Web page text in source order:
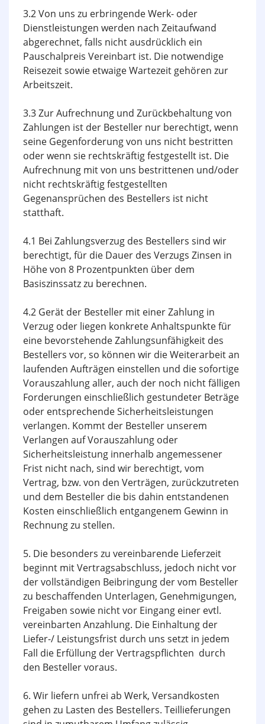
3.2 Von uns zu erbringende Werk- oder
Dienstleistungen werden nach Zeitaufwand
abgerechnet, falls nicht ausdrücklich ein
Pauschalpreis Verein­bart ist. Die notwendige
Reisezeit sowie etwaige Wartezeit gehören zur
Arbeitszeit.
3.3 Zur Aufrechnung und Zurückbehaltung von
Zahlungen ist der Besteller nur berechtigt, wenn
seine Gegenforderung von uns nicht bestritten
oder wenn sie rechtskräftig festgestellt ist. Die
Aufrechnung mit von uns bestrittenen und/oder
nicht rechtskräftig festgestellten
Gegenansprüchen des Bestellers ist nicht
statthaft.
4.1 Bei Zahlungsverzug des Bestellers sind wir
berechtigt, für die Dauer des Verzugs Zinsen in
Höhe von 8 Prozentpunkten über dem
Basiszinssatz zu berechnen.
4.2 Gerät der Besteller mit einer Zahlung in
Verzug oder liegen konkrete Anhaltspunkte für
eine bevorstehende Zahlungsunfähigkeit des
Bestellers vor, so können wir die Weiterarbeit an
laufenden Aufträgen einstellen und die sofortige
Vorauszahlung aller, auch der noch nicht fälligen
Forderungen einschließlich gestundeter Beträge
oder entsprechende Sicherheitsleistungen
verlangen. Kommt der Besteller unserem
Verlangen auf Voraus­zahlung oder
Sicherheitsleistung innerhalb angemessener
Frist nicht nach, sind wir berechtigt, vom
Vertrag, bzw. von den Verträgen, zurückzutreten
und dem Besteller die bis dahin entstandenen
Kosten einschließlich entgangenem Gewinn in
Rechnung zu stellen.
5. Die besonders zu vereinbarende Lieferzeit
beginnt mit Vertragsabschluss, jedoch nicht vor
der vollständigen Beibringung der vom Besteller
zu beschaffenden Unterlagen, Genehmigungen,
Freigaben sowie nicht vor Eingang einer evtl.
vereinbarten Anzahlung. Die Einhaltung der
Liefer-/ Leistungsfrist durch uns setzt in jedem
Fall die Erfüllung der Vertragspflichten durch
den Besteller voraus.
6. Wir liefern unfrei ab Werk, Versandkosten
gehen zu Lasten des Bestellers. Teillieferungen